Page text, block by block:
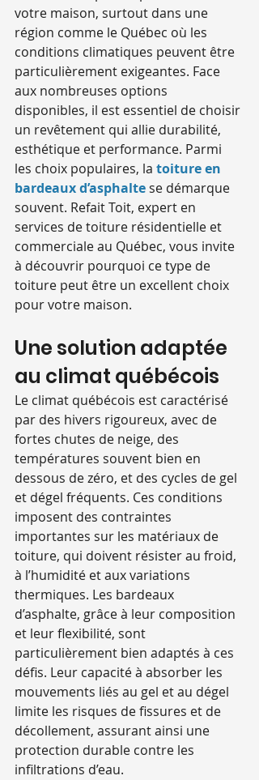
votre maison, surtout dans une
région comme le Québec où les
conditions climatiques peuvent être
particulièrement exigeantes. Face
aux nombreuses options
disponibles, il est essentiel de choisir
un revêtement qui allie durabilité,
esthétique et performance. Parmi
les choix populaires, la toiture en
bardeaux d’asphalte se démarque
souvent. Refait Toit, expert en
services de toiture résidentielle et
commerciale au Québec, vous invite
à découvrir pourquoi ce type de
toiture peut être un excellent choix
pour votre maison.
Une solution adaptée
au climat québécois
Le climat québécois est caractérisé
par des hivers rigoureux, avec de
fortes chutes de neige, des
températures souvent bien en
dessous de zéro, et des cycles de gel
et dégel fréquents. Ces conditions
imposent des contraintes
importantes sur les matériaux de
toiture, qui doivent résister au froid,
à l’humidité et aux variations
thermiques. Les bardeaux
d’asphalte, grâce à leur composition
et leur flexibilité, sont
particulièrement bien adaptés à ces
défis. Leur capacité à absorber les
mouvements liés au gel et au dégel
limite les risques de fissures et de
décollement, assurant ainsi une
protection durable contre les
infiltrations d’eau.